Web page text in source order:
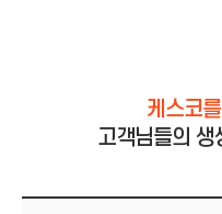
케스코
고객님들의 생